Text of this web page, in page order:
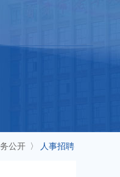
号
公开 〉 人事招聘